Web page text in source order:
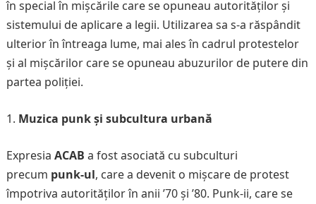
în special în mișcările care se opuneau autorităților și
sistemului de aplicare a legii. Utilizarea sa s-a răspândit
ulterior în întreaga lume, mai ales în cadrul protestelor
și al mișcărilor care se opuneau abuzurilor de putere din
partea poliției.
Muzica punk și subcultura urbană
Expresia ACAB a fost asociată cu subculturi
precum punk-ul, care a devenit o mișcare de protest
împotriva autorităților în anii ’70 și ’80. Punk-ii, care se